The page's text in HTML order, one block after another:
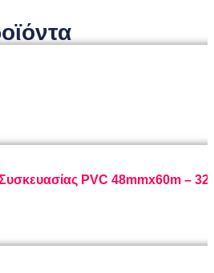
PVC 48mmx60m –